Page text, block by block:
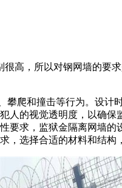
高，所以对钢网墙的要求
爬和撞击等行为。设
人的视觉透明度，以确
要求 ， 监狱金隔离网墙的
选择合适的材料和结构